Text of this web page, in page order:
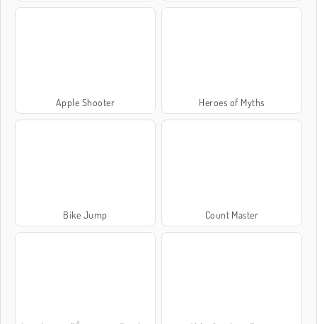
Apple Shooter Heroes of Myths
Bike Jump Count Master